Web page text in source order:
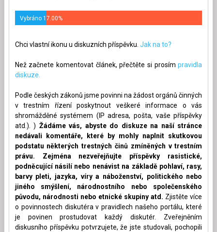
Vybráno 17.00%
Chci vlastní ikonu u diskuzních příspěvku. Jak na to?
Než začnete komentovat článek, přečtěte si prosímpravidla
diskuze.
Podle českých zákonů jsme povinni na žádost orgánů činných
v trestním řízení poskytnout veškeré informace o vás
shromážděné systémem (IP adresa, pošta, vaše příspěvky
atd.). ) Žádáme vás, abyste do diskuze na naší stránce
nedávali komentáře, které by mohly naplnit skutkovou
podstatu některých trestných činů zmíněných v trestním
právu. Zejména nezveřejňujte příspěvky rasistické,
podněcující násilí nebo nenávist na základě pohlaví, rasy,
barvy pleti, jazyka, víry a náboženství, politického nebo
jiného smýšlení, národnostního nebo společenského
původu, národnosti nebo etnické skupiny atd. Zjistěte více
o povinnostech diskutéra v pravidlech našeho portálu, které
je povinen prostudovat každý diskutér. Zveřejněním
diskusního příspěvku potvrzujete, že jste studovali, pochopili